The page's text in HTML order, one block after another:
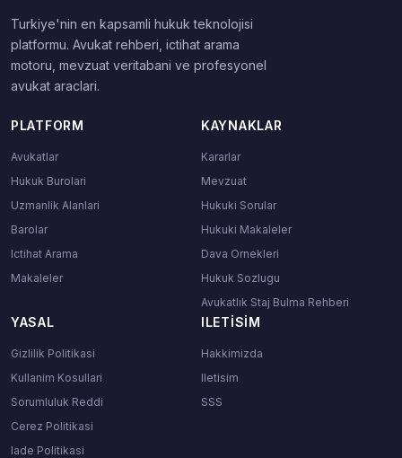
Turkiye'nin en kapsamli hukuk teknolojisi
platformu. Avukat rehberi, ictihat arama
motoru, mevzuat veritabani ve profesyonel
avukat araclari.
PLATFORM
Avukatlar
Hukuk Burolari
Uzmanlik Alanlari
Barolar
Ictihat Arama
Makaleler
KAYNAKLAR
Kararlar
Mevzuat
Hukuki Sorular
Hukuki Makaleler
Dava Ornekleri
Hukuk Sozlugu
Avukatlık Staj Bulma Rehberi
YASAL
Gizlilik Politikasi
Kullanim Kosullari
Sorumluluk Reddi
Cerez Politikasi
Iade Politikasi
ILETISIM
Hakkimizda
Iletisim
SSS